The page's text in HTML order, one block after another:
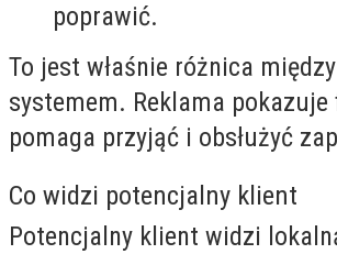
poprawić.
To jest właśnie różnica
systemem. Reklama pokazuje
pomaga przyjąć i obsłużyć
Co widzi potencjalny klient
Potencjalny klient widzi